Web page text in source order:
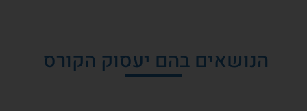
הנושאים בהם יעסוק הקורס